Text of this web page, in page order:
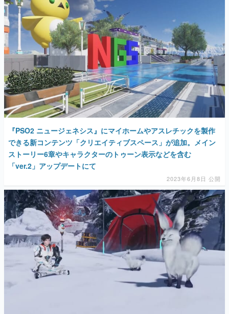
『PSO2 ニュージェネシス』にマイホームやアスレチックを製作
できる新コンテンツ「クリエイティブスペース」が追加。メイン
ストーリー6章やキャラクターのトゥーン表示などを含む
「ver.2」アップデートにて
2023年6月8日 公開